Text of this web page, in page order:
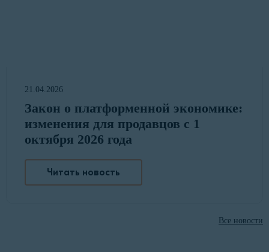
21.04.2026
Закон о платформенной экономике:
изменения для продавцов с 1
октября 2026 года
Читать новость
Все новости